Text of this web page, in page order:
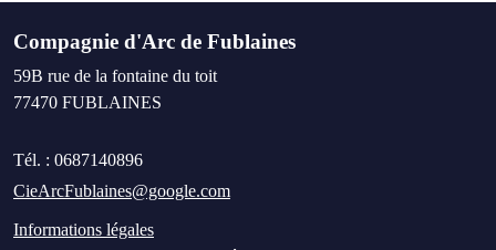
Compagnie d'Arc de Fublaines
59B rue de la fontaine du toit
77470 FUBLAINES
Tél. : 0687140896
CieArcFublaines@google.com
Informations légales